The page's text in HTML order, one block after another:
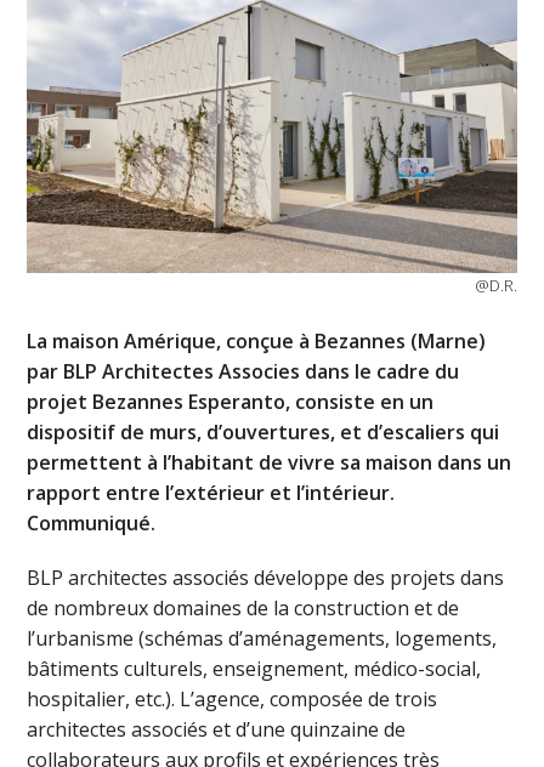
@D.R.
La maison Amérique, conçue à Bezannes (Marne)
par BLP Architectes Associes dans le cadre du
projet Bezannes Esperanto, consiste en un
dispositif de murs, d’ouvertures, et d’escaliers qui
permettent à l’habitant de vivre sa maison dans un
rapport entre l’extérieur et l’intérieur.
Communiqué.
BLP architectes associés développe des projets dans
de nombreux domaines de la construction et de
l’urbanisme (schémas d’aménagements, logements,
bâtiments culturels, enseignement, médico-social,
hospitalier, etc.). L’agence, composée de trois
architectes associés et d’une quinzaine de
collaborateurs aux profils et expériences très